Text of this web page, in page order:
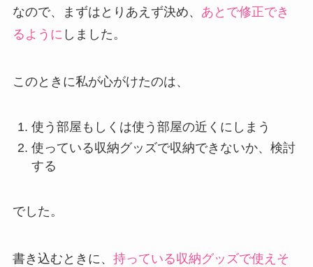
なので、まずはとりあえず決め、 あとで修正でき
るように しました。
このときに私が心がけたのは、
使う部屋もしくは使う部屋の近くにしまう
使っている収納グッズで収納できないか、検討
する
でした。
書き込むときに、 持っている収納グッズで使えそ